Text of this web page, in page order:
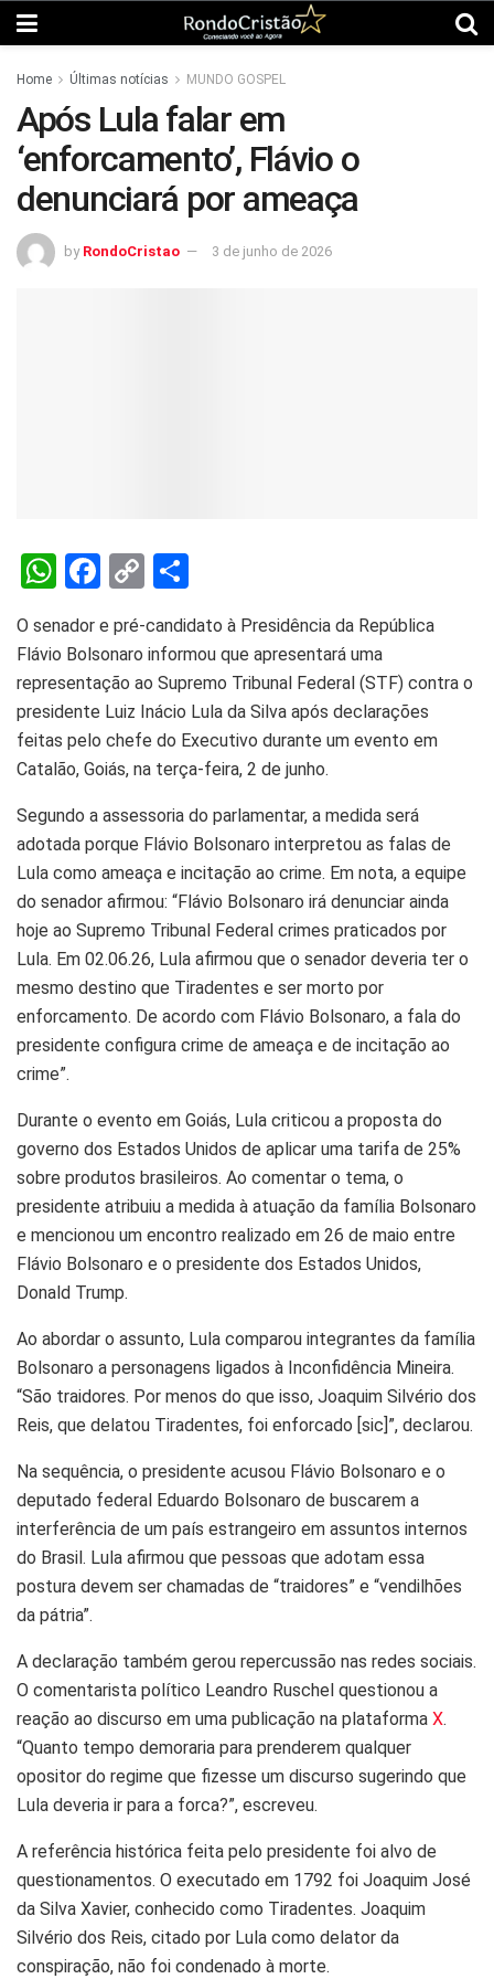
Home Últimas notícias MUNDO GOSPEL
Após Lula falar em
‘enforcamento’, Flávio o
denunciará por ameaça
by RondoCristao 3 de junho de 2026
W
at
s
A
p
p
F
ce
b
o
o
k
C
py
Li
n
k
ar
e
O senador e pré-candidato à Presidência da República
Flávio Bolsonaro informou que apresentará uma
representação ao Supremo Tribunal Federal (STF) contra o
presidente Luiz Inácio Lula da Silva após declarações
feitas pelo chefe do Executivo durante um evento em
Catalão, Goiás, na terça-feira, 2 de junho.
Segundo a assessoria do parlamentar, a medida será
adotada porque Flávio Bolsonaro interpretou as falas de
Lula como ameaça e incitação ao crime. Em nota, a equipe
do senador afirmou: “Flávio Bolsonaro irá denunciar ainda
hoje ao Supremo Tribunal Federal crimes praticados por
Lula. Em 02.06.26, Lula afirmou que o senador deveria ter o
mesmo destino que Tiradentes e ser morto por
enforcamento. De acordo com Flávio Bolsonaro, a fala do
presidente configura crime de ameaça e de incitação ao
crime”.
Durante o evento em Goiás, Lula criticou a proposta do
governo dos Estados Unidos de aplicar uma tarifa de 25%
sobre produtos brasileiros. Ao comentar o tema, o
presidente atribuiu a medida à atuação da família Bolsonaro
e mencionou um encontro realizado em 26 de maio entre
Flávio Bolsonaro e o presidente dos Estados Unidos,
Donald Trump.
Ao abordar o assunto, Lula comparou integrantes da família
Bolsonaro a personagens ligados à Inconfidência Mineira.
“São traidores. Por menos do que isso, Joaquim Silvério dos
Reis, que delatou Tiradentes, foi enforcado [sic]”, declarou.
Na sequência, o presidente acusou Flávio Bolsonaro e o
deputado federal Eduardo Bolsonaro de buscarem a
interferência de um país estrangeiro em assuntos internos
do Brasil. Lula afirmou que pessoas que adotam essa
postura devem ser chamadas de “traidores” e “vendilhões
da pátria”.
A declaração também gerou repercussão nas redes sociais.
O comentarista político Leandro Ruschel questionou a
reação ao discurso em uma publicação na plataforma X.
“Quanto tempo demoraria para prenderem qualquer
opositor do regime que fizesse um discurso sugerindo que
Lula deveria ir para a forca?”, escreveu.
A referência histórica feita pelo presidente foi alvo de
questionamentos. O executado em 1792 foi Joaquim José
da Silva Xavier, conhecido como Tiradentes. Joaquim
Silvério dos Reis, citado por Lula como delator da
conspiração, não foi condenado à morte.